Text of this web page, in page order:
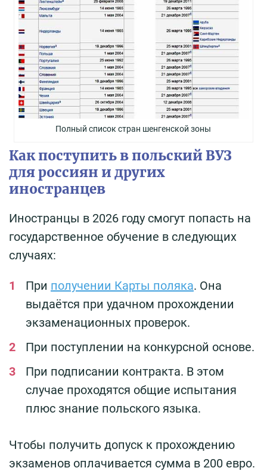
Полный список стран шенгенской зоны
Как поступить в польский ВУЗ
для россиян и других
иностранцев
Иностранцы в 2026 году смогут попасть на
государственное обучение в следующих
случаях:
При получении Карты поляка. Она
выдаётся при удачном прохождении
экзаменационных проверок.
При поступлении на конкурсной основе.
При подписании контракта. В этом
случае проходятся общие испытания
плюс знание польского языка.
Чтобы получить допуск к прохождению
экзаменов оплачивается сумма в 200 евро.